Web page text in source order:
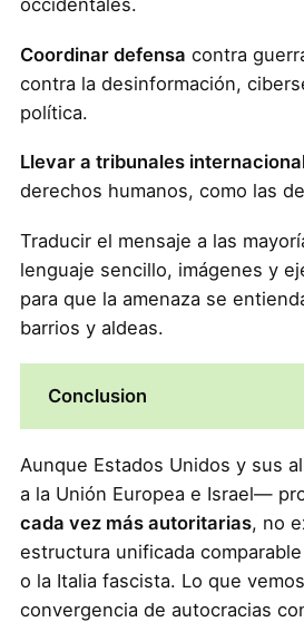
Coordinar defensa contra
contra la desinformación,
política.
Llevar a tribunales
derechos humanos, como las
Traducir el mensaje a las
lenguaje sencillo, imágenes y
para que la amenaza se
barrios y aldeas.
Conclusion
Aunque Estados Unidos y sus
a la Unión Europea e Israel—
cada vez más autoritarias, no
estructura unificada
o la Italia fascista. Lo que
convergencia de autocracias